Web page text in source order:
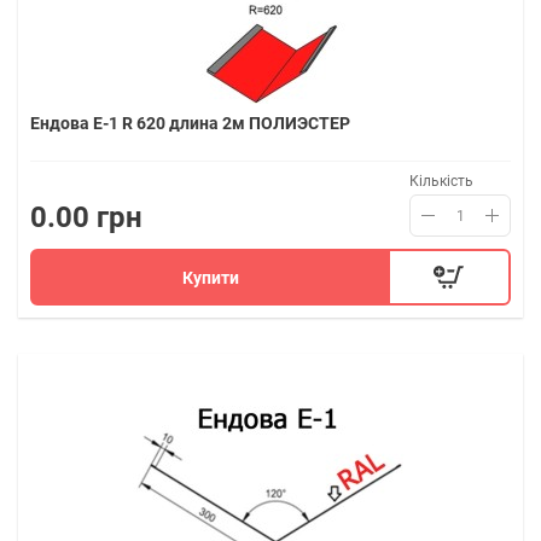
Ендова Е-1 R 620 длина 2м ПОЛИЭСТЕР
0.00 грн
Кількість
Купити